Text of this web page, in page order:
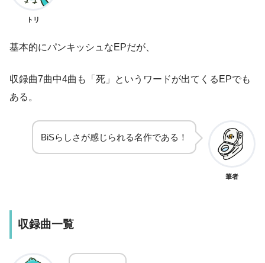
トリ
基本的にパンキッシュなEPだが、
収録曲7曲中4曲も「死」というワードが出てくるEPでも
ある。
BiSらしさが感じられる名作である！
筆者
収録曲一覧